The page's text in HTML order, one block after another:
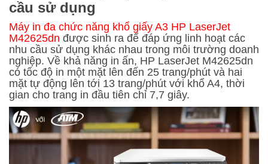
cầu sử dụng
Máy in đa chức năng khổ giấy A3 HP LaserJet
M42625dn được sinh ra để đáp ứng linh hoạt các
nhu cầu sử dụng khác nhau trong môi trường doanh
nghiệp. Về khả năng in ấn, HP LaserJet M42625dn
có tốc độ in một mặt lên đến 25 trang/phút và hai
mặt tự động lên tới 13 trang/phút với khổ A4, thời
gian cho trang in đầu tiên chỉ 7,7 giây.